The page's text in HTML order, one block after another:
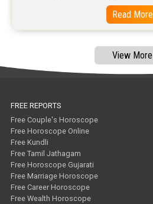
Astrology Consultancy Reviews
Free Janam Kundali Reviews
Free Astrology Reviews
Read More
View More
FREE REPORTS
Free Couple's Horoscope
Free Horoscope Online
Free Kundli
Free Tamil Jathagam
Free Horoscope Gujarati
Free Marriage Horoscope
Free Career Horoscope
Free Wealth Horoscope